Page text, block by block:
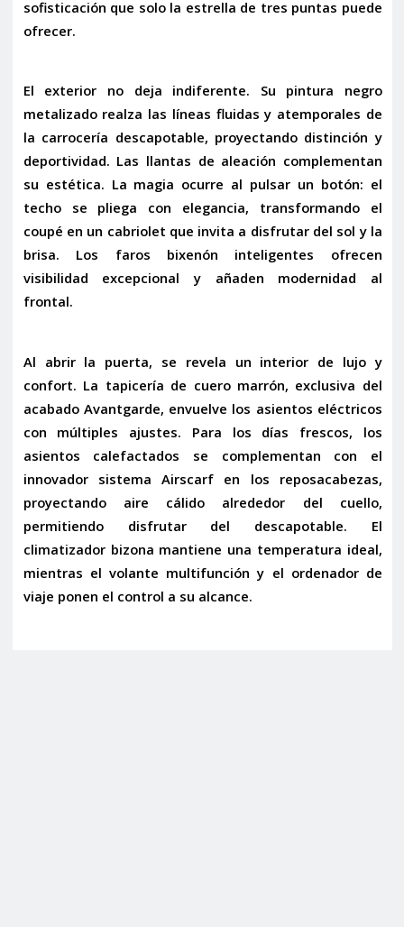
sofisticación que solo la estrella de tres puntas puede
ofrecer.
El exterior no deja indiferente. Su pintura negro
metalizadorealza las líneas fluidas y atemporales de
la carrocería descapotable, proyectando distinción y
deportividad. Las llantas de aleación complementan
su estética. La magia ocurre al pulsar un botón: el
techo se pliega con elegancia, transformando el
coupé en un cabriolet que invita a disfrutar del sol y la
brisa. Los faros bixenón inteligentes ofrecen
visibilidad excepcional y añaden modernidad al
frontal.
Al abrir la puerta, se revela un interior de lujo y
confort. La tapicería de cuero marrón, exclusiva del
acabado Avantgarde, envuelve los asientos eléctricos
con múltiples ajustes. Para los días frescos, los
asientos calefactados se complementan con el
innovador sistemaAirscarf en los reposacabezas,
proyectando aire cálido alrededor del cuello,
permitiendo disfrutar del descapotable. El
climatizadorbizona mantiene una temperatura ideal,
mientras elvolante multifunción y el ordenador de
viaje ponen el control a su alcance.